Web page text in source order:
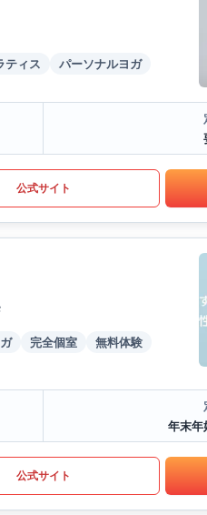
ティス パーソナルヨガ
公式サイト
完全個室
無料体験
年末年
公式サイト